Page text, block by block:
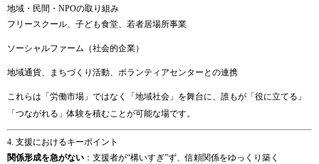
地域・ 民間・ NPOの取り組み
フリースクール、 子ども食堂、 若者居場所事業
ソーシ ャ ルファーム（社会的企業）
地域通貨、 まちづくり 活動、 ボランティアセンター との連携
これらは「 労働市場」 ではなく「 地域社会」 を舞台に、 誰もが「 役に立てる」
「 つながれる」体験を積むことが可能な場です。
4. 支援におけるキーポイント
関係形成を急がない ： 支援者が“構いすぎ”ず、信頼関係をゆっくり 築く